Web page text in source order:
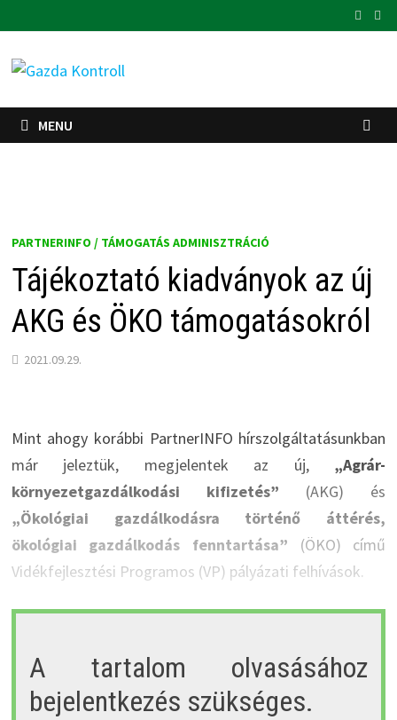
to
content
MENU
PARTNERINFO / TÁMOGATÁS ADMINISZTRÁCIÓ
Tájékoztató kiadványok az új
AKG és ÖKO támogatásokról
2021.09.29.
Mint ahogy korábbi PartnerINFO hírszolgáltatásunkban
már jeleztük, megjelentek az új, „Agrár-
környezetgazdálkodási kifizetés” (AKG) és
„Ökológiai gazdálkodásra történő áttérés,
ökológiai gazdálkodás fenntartása” (ÖKO) című
Vidékfejlesztési Programos (VP) pályázati felhívások.
A tartalom olvasásához
bejelentkezés szükséges.